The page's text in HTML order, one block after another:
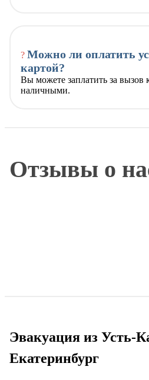
? Можно ли оплатить
картой?
Вы можете заплатить за вызов
наличными.
Отзывы о
Эвакуация из Усть-
Екатеринбург